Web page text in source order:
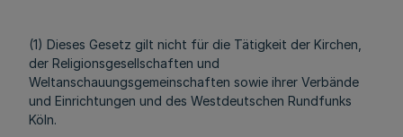
(1) Dieses Gesetz gilt nicht für die Tätigkeit der Kirchen,
der Religionsgesellschaften und
Weltanschauungsgemeinschaften sowie ihrer Verbände
und Einrichtungen und des Westdeutschen Rundfunks
Köln.